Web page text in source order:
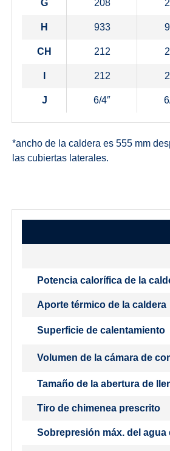
G 208
H 933
CH 212
212
J 6/4″
*ancho de la caldera es 555 mm
las cubiertas laterales.
Potencia calorífica de la
Aporte térmico de la caldera
Superficie de calentamiento
Volumen de la cámara de
Tamaño de la abertura de
Tiro de chimenea prescrito
Sobrepresión máx. del agua